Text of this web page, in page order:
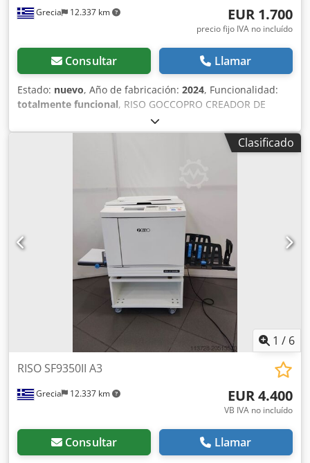
Grecia 12.337 km EUR 1.700
precio fijo IVA no incluído
Consultar Llamar
Estado: nuevo, Año de fabricación: 2024, Funcionalidad:
totalmente funcional, RISO GOCCOPRO CREADOR DE
PANTALLAS DIGITALES, MODELO Mi A4 Tamaño máximo de
pantalla: A4 Fácil de operar. Ideal para artistas, escuelas y
profesionales. Se pueden usar tintas del mercado libre. El
y 1 mesa de trabajo + rasero) 3. CD con SOFTWARE DE
IMPRESIÓN 4. CABLES 5. INSTRUCCIONES
Clasificado
1 / 6
Grecia 12.337 km
RISO SF9350II A3
EUR 4.400
VB IVA no incluído
Consultar Llamar